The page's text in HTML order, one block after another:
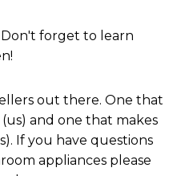
forget to learn
out there. One that
and one that makes
If you have questions
appliances please